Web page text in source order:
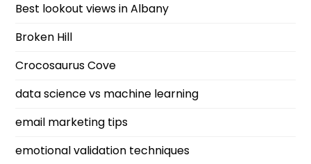
Best lookout views in Albany
Broken Hill
Crocosaurus Cove
data science vs machine learning
email marketing tips
emotional validation techniques